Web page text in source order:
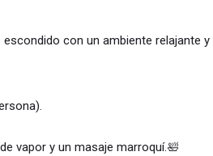
escondido con un ambiente relajante y
vapor y un masaje marroquí.🛀